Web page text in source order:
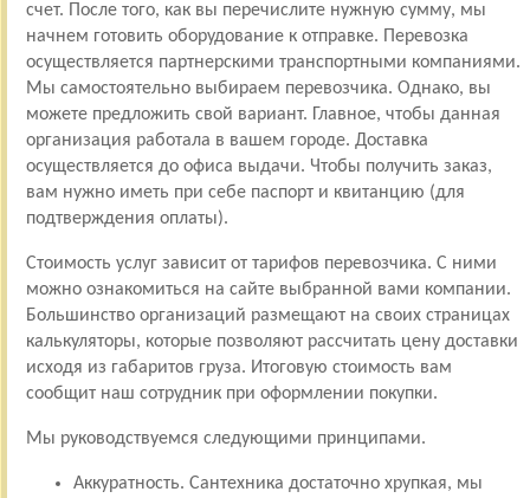
счет. После того, как вы перечислите нужную сумму, мы
начнем готовить оборудование к отправке. Перевозка
осуществляется партнерскими транспортными компаниями.
Мы самостоятельно выбираем перевозчика. Однако, вы
можете предложить свой вариант. Главное, чтобы данная
организация работала в вашем городе. Доставка
осуществляется до офиса выдачи. Чтобы получить заказ,
вам нужно иметь при себе паспорт и квитанцию (для
подтверждения оплаты).
Стоимость услуг зависит от тарифов перевозчика. С ними
можно ознакомиться на сайте выбранной вами компании.
Большинство организаций размещают на своих страницах
калькуляторы, которые позволяют рассчитать цену доставки
исходя из габаритов груза. Итоговую стоимость вам
сообщит наш сотрудник при оформлении покупки.
Мы руководствуемся следующими принципами.
Аккуратность. Сантехника достаточно хрупкая, мы